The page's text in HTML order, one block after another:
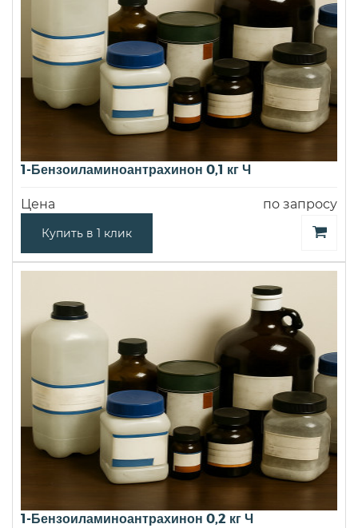
1-Бензоиламиноантрахинон 0,1 кг Ч
Цена по запросу
Купить в 1 клик
1-Бензоиламиноантрахинон 0,2 кг Ч